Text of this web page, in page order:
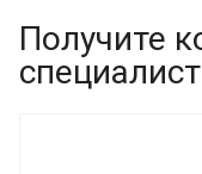
Получите